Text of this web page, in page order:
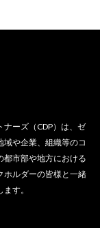
ーズ（CDP）は、ゼ
域や企業、組織等のコ
都市部や地方における
ホルダーの皆様と一緒
す。